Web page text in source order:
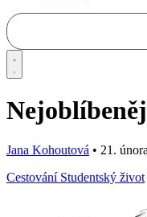
Jana Kohoutová • 21.
Cestování Studentský život